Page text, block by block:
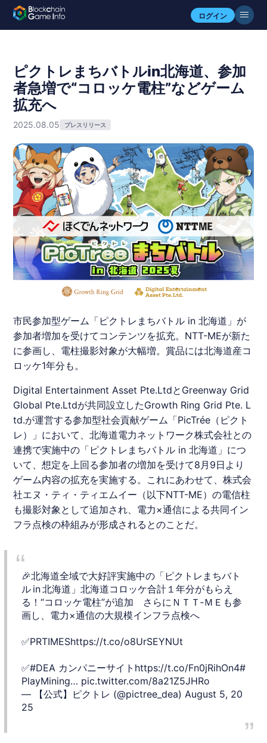
ログイン
ピクトレまちバトルin北海道、参加
者急増で“コロッケ電柱”などゲーム
拡充へ
2025.08.05 プレスリリース
市民参加型ゲーム「ピクトレまちバトル in 北海道」が
参加者増加を受けてコンテンツを拡充。NTT-MEが新た
に参画し、電柱撮影対象が大幅増。賞品には北海道産コ
ロッケ1年分も。
Digital Entertainment Asset Pte.LtdとGreenway Grid
Global Pte.Ltdが共同設立したGrowth Ring Grid Pte. L
td.が運営する参加型社会貢献ゲーム「PicTrée（ ピクト
レ ）」において、北海道電力ネットワーク株式会社との
連携で実施中の「 ピクトレ まちバトル in北海道 」につ
いて、想定を上回る参加者の増加を受けて8月9日より
ゲーム内容の拡充を実施する。これにあわせて、株式会
社エヌ・ティ・ティエムイー（以下NTT-ME）の電信柱
も撮影対象として追加され、電力×通信による共同イン
フラ点検の枠組みが形成されるとのことだ。
🎉北海道全域で大好評実施中の「ピクトレまちバト
ル in 北海道」北海道コロッケ合計１年分がもらえ
る！“コロッケ電柱”が追加 さらにＮＴＴ‑ＭＥも参
画し、電力×通信の大規模インフラ点検へ
✅PRTIMEShttps://t.co/o8UrSEYNUt
✅#DEA カンパニーサイト https://t.co/Fn0jRihOn4#
PlayMining… pic.twitter.com/8a21Z5JHRo
— 【公式】ピクトレ (@pictree_dea) August 5, 20
25